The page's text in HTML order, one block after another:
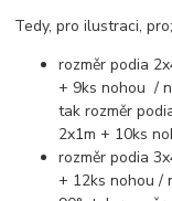
Tedy, pro ilustraci, pro;
rozměr podia
+ 9ks nohou /
tak rozměr
2x1m + 10ks
rozměr podia
+ 12ks nohou /